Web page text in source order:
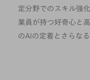
定分野でのスキル強
業員が持つ好奇心と
のAIの定着とさらな